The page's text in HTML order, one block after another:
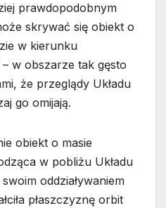
prawdopodobnym
skrywać się obiekt o
w kierunku
w obszarze tak gęsto
że przeglądy Układu
go omijają.
obiekt o masie
w pobliżu Układu
oddziaływaniem
płaszczyznę orbit